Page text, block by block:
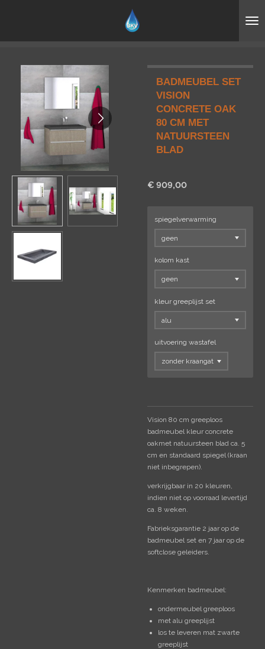
BADMEUBEL SET
VISION
CONCRETE OAK
80 CM MET
NATUURSTEEN
BLAD
€ 909,00
spiegelverwarming
kolom kast
kleur greeplijst set
uitvoering wastafel
Vision 80 cm greeploos
badmeubel kleur concrete
oakmet natuursteen blad ca. 5
cm en standaard spiegel (kraan
niet inbegrepen).
verkrijgbaar in 20 kleuren,
indien niet op voorraad levertijd
ca. 8 weken.
Fabrieksgarantie 2 jaar op de
badmeubel set en 7 jaar op de
softclose geleiders.
Kenmerken badmeubel:
ondermeubel greeploos
met alu greeplijst
los te leveren mat zwarte
greeplijst